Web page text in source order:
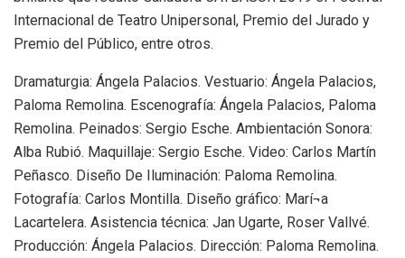
Internacional de Teatro Unipersonal, Premio del Jurado y
Premio del Público, entre otros.
Dramaturgia: Ángela Palacios. Vestuario: Ángela Palacios,
Paloma Remolina. Escenografía: Ángela Palacios, Paloma
Remolina. Peinados: Sergio Esche. Ambientación Sonora:
Alba Rubió. Maquillaje: Sergio Esche. Video: Carlos Martín
Peñasco. Diseño De Iluminación: Paloma Remolina.
Fotografía: Carlos Montilla. Diseño gráfico: Marí¬a
Lacartelera. Asistencia técnica: Jan Ugarte, Roser Vallvé.
Producción: Ángela Palacios. Dirección: Paloma Remolina.